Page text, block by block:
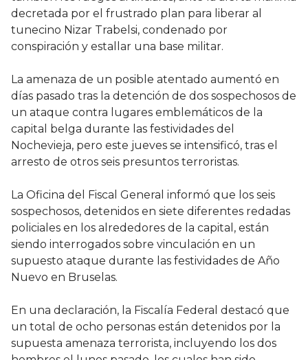
decretada por el frustrado plan para liberar al
tunecino Nizar Trabelsi, condenado por
conspiración y estallar una base militar.
La amenaza de un posible atentado aumentó en
días pasado tras la detención de dos sospechosos de
un ataque contra lugares emblemáticos de la
capital belga durante las festividades del
Nochevieja, pero este jueves se intensificó, tras el
arresto de otros seis presuntos terroristas.
La Oficina del Fiscal General informó que los seis
sospechosos, detenidos en siete diferentes redadas
policiales en los alrededores de la capital, están
siendo interrogados sobre vinculación en un
supuesto ataque durante las festividades de Año
Nuevo en Bruselas.
En una declaración, la Fiscalía Federal destacó que
un total de ocho personas están detenidos por la
supuesta amenaza terrorista, incluyendo los dos